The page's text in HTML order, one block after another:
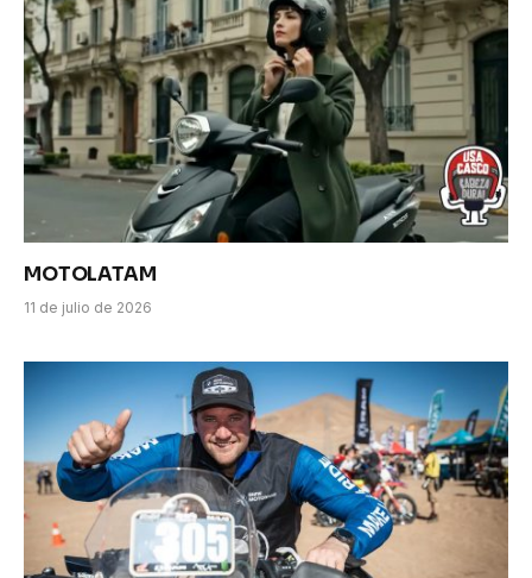
MOTOLATAM
11 de julio de 2026